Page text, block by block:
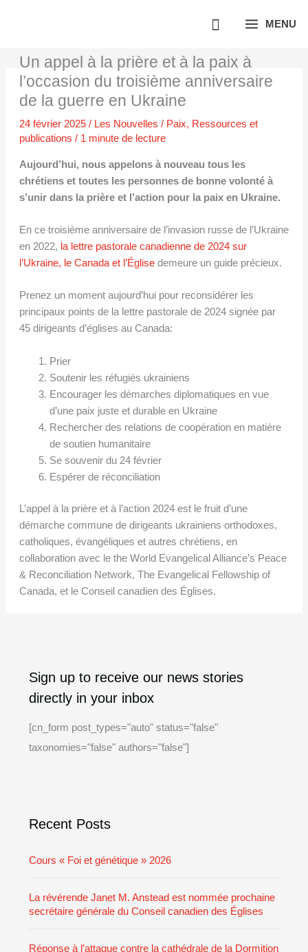
MENU
Un appel à la prière et à la paix à
l’occasion du troisième anniversaire
de la guerre en Ukraine
24 février 2025 / Les Nouvelles / Paix, Ressources et
publications / 1 minute de lecture
Aujourd’hui, nous appelons à nouveau tous les
chrétiens et toutes les personnes de bonne volonté à
s’unir dans la prière et l’action pour la paix en Ukraine.
En ce troisième anniversaire de l’invasion russe de l’Ukraine
en 2022, la lettre pastorale canadienne de 2024 sur
l’Ukraine, le Canada et l’Églisedemeure un guide précieux.
Prenez un moment aujourd’hui pour reconsidérer les
principaux points de la lettre pastorale de 2024 signée par
45 dirigeants d’églises au Canada:
Prier
Soutenir les réfugiés ukrainiens
Encourager les démarches diplomatiques en vue
d’une paix juste et durable en Ukraine
Rechercher des relations de coopération en matière
de soutien humanitaire
Se souvenir du 24 février
Espérer de réconciliation
L’appel à la prière et à l’action 2024 est le fruit d’une
démarche commune de dirigeants ukrainiens orthodoxes,
catholiques, évangéliques et autres chrétiens, en
collaboration avec le the World Evangelical Alliance’s Peace
& Reconciliation Network, The Evangelical Fellowship of
Canada, et le Conseil canadien des Églises.
Sign up to receive our news stories
directly in your inbox
[cn_form post_types="auto" status="false"
taxonomies="false" authors="false"]
Recent Posts
Cours « Foi et génétique » 2026
La révérende Janet M. Anstead est nommée prochaine
secrétaire générale du Conseil canadien des Églises
Réponse à l’attaque contre la cathédrale de la Dormition
r
c
h
i
a
t
e
g
e